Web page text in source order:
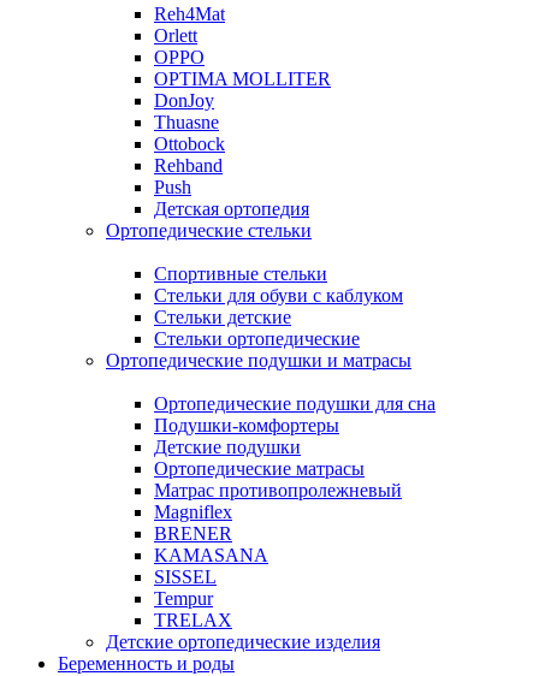
Reh4Mat
Orlett
OPPO
OPTIMA MOLLITER
DonJoy
Thuasne
Ottobock
Rehband
Push
Детская ортопедия
Ортопедические стельки
Спортивные стельки
Стельки для обуви с каблуком
Стельки детские
Стельки ортопедические
Ортопедические подушки и матрасы
Ортопедические подушки для сна
Подушки-комфортеры
Детские подушки
Ортопедические матрасы
Матрас противопролежневый
Magniflex
BRENER
KAMASANA
SISSEL
Tempur
TRELAX
Детские ортопедические изделия
Беременность и роды